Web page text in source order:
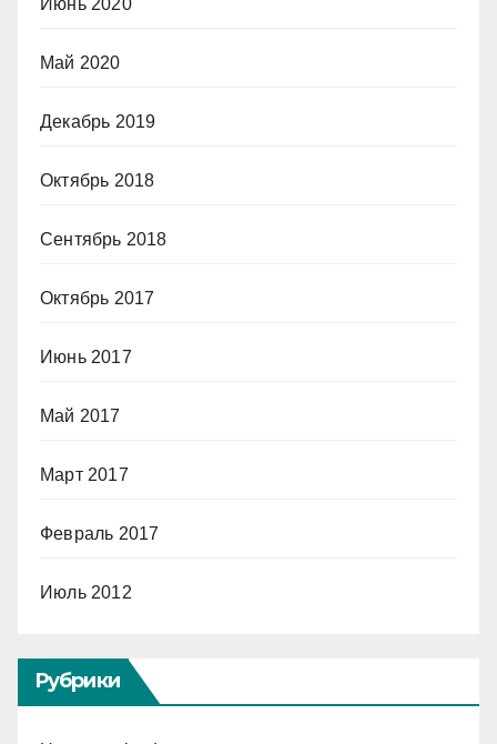
Май 2020
Декабрь 2019
Октябрь 2018
Сентябрь 2018
Октябрь 2017
Июнь 2017
Май 2017
Март 2017
Февраль 2017
Июль 2012
Рубрики